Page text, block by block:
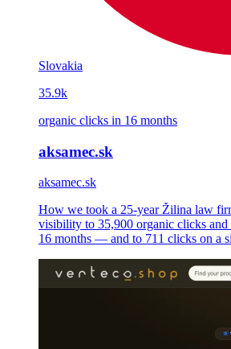
Slovakia
35.9k
organic clicks in 16 months
aksamec.sk
aksamec.sk
How we took a 25-year Žilina law
visibility to 35,900 organic clicks and
16 months — and to 711 clicks on a